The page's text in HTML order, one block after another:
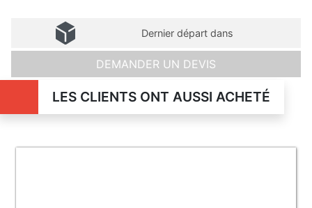
Dernier départ dans
DEMANDER UN DEVIS
LES CLIENTS ONT AUSSI ACHETÉ